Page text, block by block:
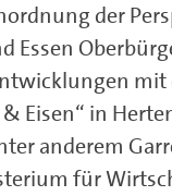
der
Essen
mit
Eisen“ in
anderem
für